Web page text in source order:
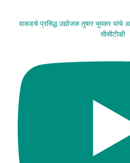
वाकडचे प्रसिद्ध उद्योजक तुषार भूमकर यांचे
सीसीटीव्ही